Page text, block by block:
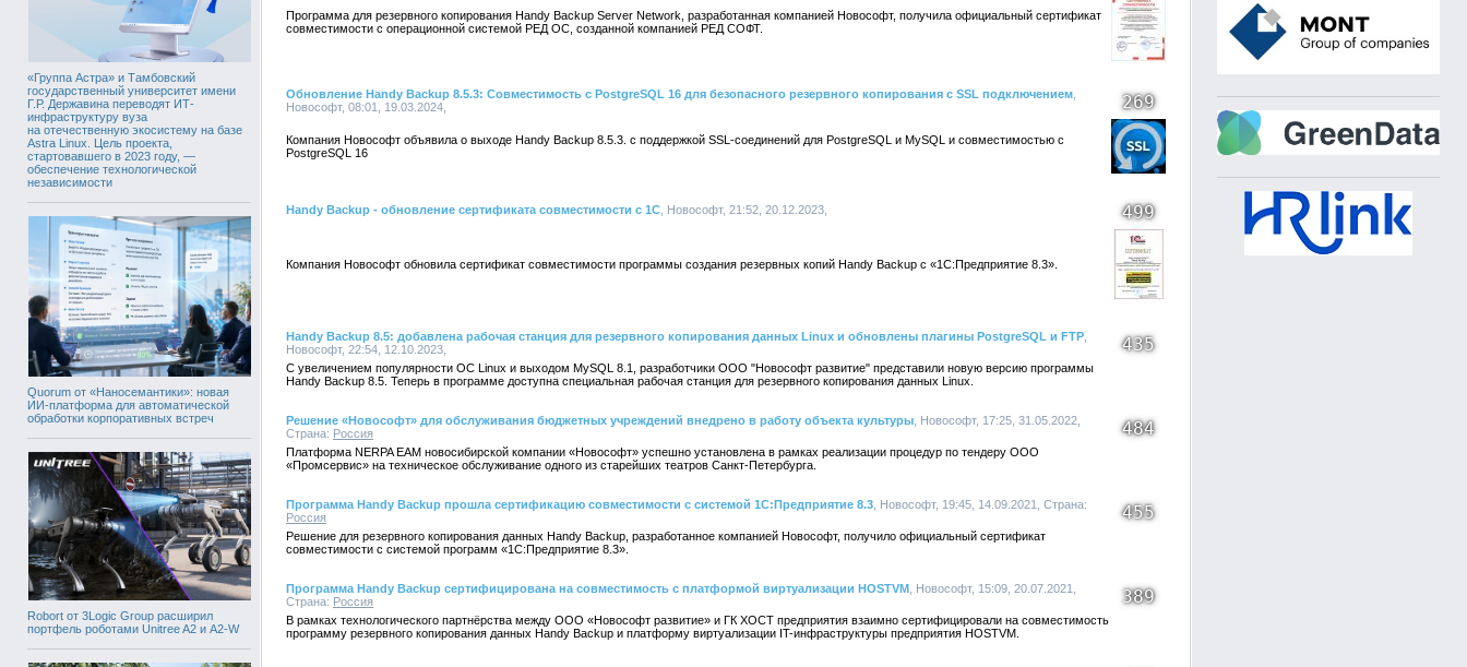
«Группа Астра» и Тамбовский
государственный университет имени
Г.Р. Державина переводят ИТ-
инфраструктуру вуза
на отечественную экосистему на базе
Astra Linux. Цель проекта,
стартовавшего в 2023 году, —
обеспечение технологической
независимости
Quorum от «Наносемантики»: новая
ИИ-платформа для автоматической
обработки корпоративных встреч
Robort от 3Logic Group расширил
портфель роботами Unitree A2 и A2-W
Программа для резервного копирования Handy Backup Server Network, разработанная компанией Новософт, получила официальный сертификат
совместимости с операционной системой РЕД ОС, созданной компанией РЕД СОФТ.
Обновление Handy Backup 8.5.3: Совместимость с PostgreSQL 16 для безопасного резервного копирования с SSL подключением
Новософт, 08:01, 19.03.2024,
269
Компания Новософт объявила о выходе Handy Backup 8.5.3. с поддержкой SSL-соединений для PostgreSQL и MySQL и совместимостью с
PostgreSQL 16
Handy Backup - обновление сертификата совместимости с 1С , Новософт, 21:52, 20.12.2023, 499
Компания Новософт обновила сертификат совместимости программы создания резервных копий Handy Backup с «1С:Предприятие 8.3».
Handy Backup 8.5: добавлена рабочая станция для резервного копирования данных Linux и обновлены плагины PostgreSQL и FTP
Новософт, 22:54, 12.10.2023,
435
С увеличением популярности ОС Linux и выходом MySQL 8.1, разработчики ООО "Новософт развитие" представили новую версию программы
Handy Backup 8.5. Теперь в программе доступна специальная рабочая станция для резервного копирования данных Linux.
Решение «Новософт» для обслуживания бюджетных учреждений внедрено в работу объекта культуры , Новософт, 17:25, 31.05.2022,
Страна: Россия 484
Платформа NERPA EAM новосибирской компании «Новософт» успешно установлена в рамках реализации процедур по тендеру ООО
«Промсервис» на техническое обслуживание одного из старейших театров Санкт-Петербурга.
Программа Handy Backup прошла сертификацию совместимости с системой 1С:Предприятие 8.3 , Новософт, 19:45, 14.09.2021, Страна:
Россия
455
Решение для резервного копирования данных Handy Backup, разработанное компанией Новософт, получило официальный сертификат
совместимости с системой программ «1С:Предприятие 8.3».
Программа Handy Backup сертифицирована на совместимость с платформой виртуализации HOSTVM , Новософт, 15:09, 20.07.2021,
Страна: Россия 389
В рамках технологического партнёрства между ООО «Новософт развитие» и ГК ХОСТ предприятия взаимно сертифицировали на совместимость
программу резервного копирования данных Handy Backup и платформу виртуализации IT-инфраструктуры предприятия HOSTVM.